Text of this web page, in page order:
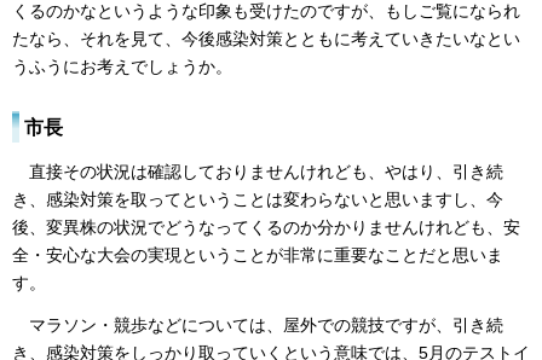
くるのかなというような印象も受けたのですが、もしご覧になられ
たなら、それを見て、今後感染対策とともに考えていきたいなとい
うふうにお考えでしょうか。
市長
直接その状況は確認しておりませんけれども、やはり、引き続
き、感染対策を取ってということは変わらないと思いますし、今
後、変異株の状況でどうなってくるのか分かりませんけれども、安
全・安心な大会の実現ということが非常に重要なことだと思いま
す。
マラソン・競歩などについては、屋外での競技ですが、引き続
き、感染対策をしっかり取っていくという意味では、5月のテストイ